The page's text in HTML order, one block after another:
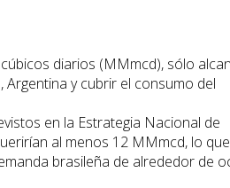
diarios (MMmcd), sólo
y cubrir el consumo del
en la Estrategia Nacional de
al menos 12 MMmcd, lo
brasileña de alrededor de